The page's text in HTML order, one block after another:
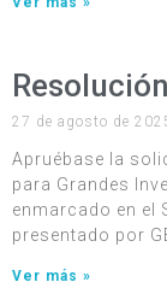
27 de agosto de
Apruébase la
para Grandes
enmarcado en el
presentado por
Ver más »